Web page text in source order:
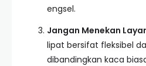
engsel.
Jangan Menekan
lipat bersifat fleksibel
dibandingkan kaca